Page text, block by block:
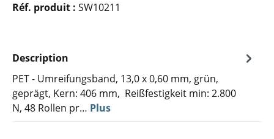
Réf. produit : SW10211
Description
PET - Umreifungsband, 13,0 x 0,60 mm, grün,
geprägt, Kern: 406 mm, Reißfestigkeit min: 2.800
N, 48 Rollen pr… Plus